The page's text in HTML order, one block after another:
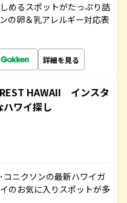
めるスポットがたっぷり詰
の卵＆乳アレルギー対応表
詳細を見る
HAWAII インスタ
ハワイ探し
コニクソンの最新ハワイガ
のお気に入りスポットが多